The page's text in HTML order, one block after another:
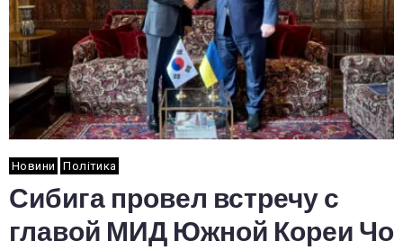
Новини Політика
Сибига провел встречу с
главой МИД Южной Кореи Чо